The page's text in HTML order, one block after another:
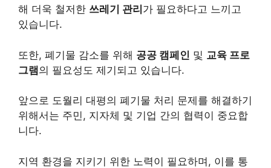
해 더욱 철저한 쓰레기 관리 가 필요하다고 느끼고
있습니다.
또한, 폐기물 감소를 위해 공공 캠페인 및 교육 프로
그램의 필요성도 제기되고 있습니다.
앞으로 도월리 대평의 폐기물 처리 문제를 해결하기
위해서는 주민, 지자체 및 기업 간의 협력이 중요합
니다.
지역 환경을 지키기 위한 노력이 필요하며, 이를 통